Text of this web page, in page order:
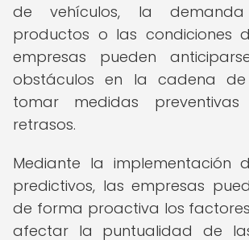
de vehículos, la
productos o las condiciones
empresas pueden
obstáculos en la cadena de
tomar medidas
retrasos.
Mediante la implementación
predictivos, las empresas
de forma proactiva los
afectar la puntualidad de